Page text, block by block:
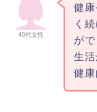
40代女性
健
く
が
生
健